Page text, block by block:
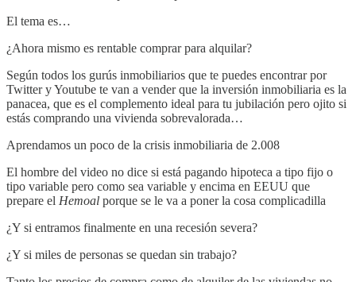
El tema es…
¿Ahora mismo es rentable comprar para alquilar?
Según todos los gurús inmobiliarios que te puedes encontrar por
Twitter y Youtube te van a vender que la inversión inmobiliaria es la
panacea, que es el complemento ideal para tu jubilación pero ojito si
estás comprando una vivienda sobrevalorada…
Aprendamos un poco de la crisis inmobiliaria de 2.008
El hombre del video no dice si está pagando hipoteca a tipo fijo o
tipo variable pero como sea variable y encima en EEUU que
prepare el Hemoal porque se le va a poner la cosa complicadilla
¿Y si entramos finalmente en una recesión severa?
¿Y si miles de personas se quedan sin trabajo?